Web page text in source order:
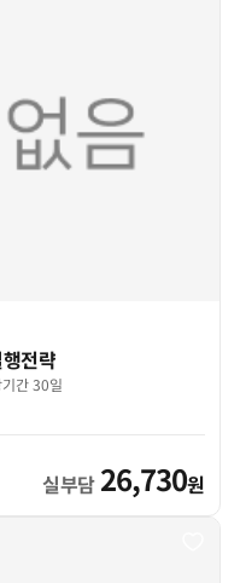
전략
간 30일
실부담 26,730원